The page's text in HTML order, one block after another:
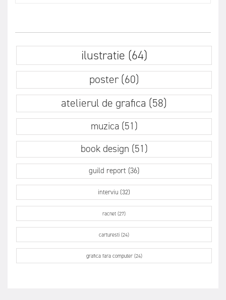
ilustratie (64)
poster (60)
atelierul de grafica (58)
muzica (51)
book design (51)
guild report (36)
interviu (32)
racnet (27)
carturesti (24)
grafica fara computer (24)